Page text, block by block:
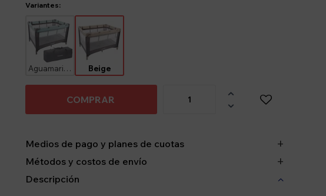
Variantes:
Aguamarina Beige
COMPRAR


Medios de pago y planes de cuotas
Métodos y costos de envío
Descripción